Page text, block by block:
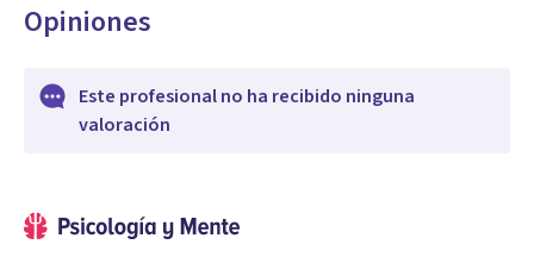
Opiniones
Este profesional no ha recibido ninguna
valoración